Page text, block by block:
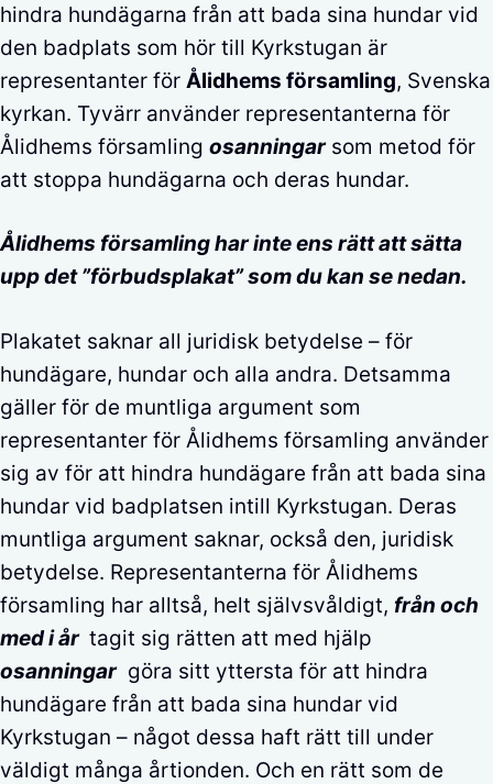
hindra hundägarna från att bada sina hundar vid
den badplats som hör till Kyrkstugan är
representanter för Ålidhems församling, Svenska
kyrkan. Tyvärr använder representanterna för
Ålidhems församling osanningarsom metod för
att stoppa hundägarna och deras hundar.
Ålidhems församling har inte ens rätt att sätta
upp det ”förbudsplakat” som du kan se nedan.
Plakatet saknar all juridisk betydelse – för
hundägare, hundar och alla andra. Detsamma
gäller för de muntliga argument som
representanter för Ålidhems församling använder
sig av för att hindra hundägare från att bada sina
hundar vid badplatsen intill Kyrkstugan. Deras
muntliga argument saknar, också den, juridisk
betydelse. Representanterna för Ålidhems
församling har alltså, helt självsvåldigt, från och
med i år tagit sig rätten att med hjälp
osanningargöra sitt yttersta för att hindra
hundägare från att bada sina hundar vid
Kyrkstugan – något dessa haft rätt till under
väldigt många årtionden. Och en rätt som de